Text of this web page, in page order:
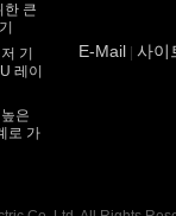
한 큰
기
레이
은
로 가
E-Mail 사이